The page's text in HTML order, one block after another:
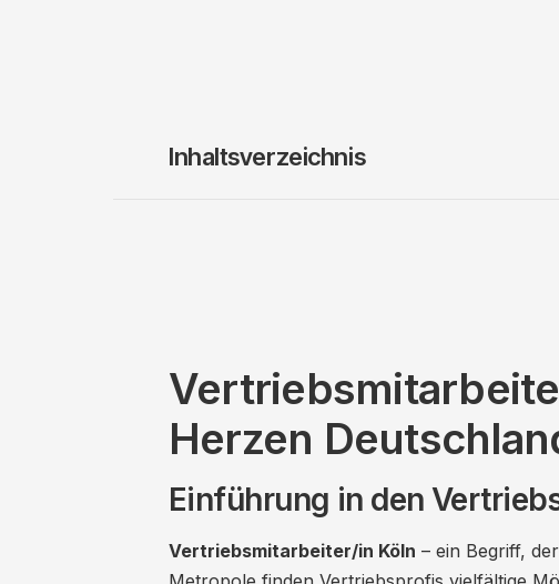
Inhaltsverzeichnis
Herzen
Einführung in den
Vertriebsmitarbeiter/in Köln – ein Begriff,